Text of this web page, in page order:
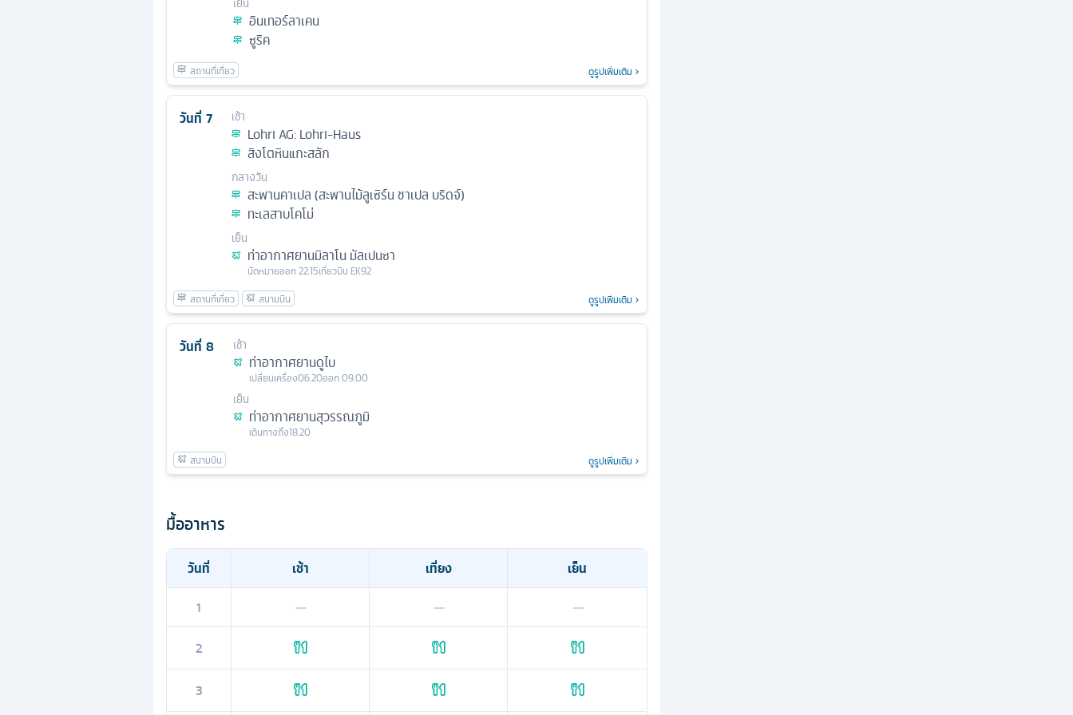
อินเทอร์ลาเคน
ซูริค
ดูรูปเพิ่มเติม
วันที่ 7 เช้า
Lohri AG: Lohri-Haus
สิงโตหินแกะสลัก
กลางวัน
สะพานคาเปล (สะพานไม้ลูเซิร์น ชาเปล บริดจ์)
ทะเลสาบโคโม่
เย็น
ท่าอากาศยานมิลาโน มัลเปนซา
นัดหมายออก22.15เที่ยวบิน EK92
ดูรูปเพิ่มเติม
วันที่ 8 เช้า
ท่าอากาศยานดูไบ
เปลี่ยนเครื่อง06.20ออก09.00
เย็น
ท่าอากาศยานสุวรรณภูมิ
เดินทางถึง18.20
ดูรูปเพิ่มเติม
มื้ออาหาร
วันที่ เช้า เที่ยง
เย็น
1
— —
—
2
3